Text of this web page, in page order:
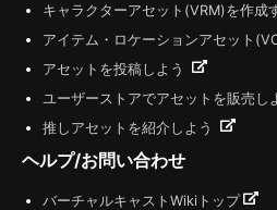
キャラクターアセット(VRM)を作成
アイテム・ロケーションアセット
アセットを投稿しよう
ユーザーストアでアセットを販売し
推しアセットを紹介しよう
ヘルプ/お問い合わせ
バーチャルキャストWikiトップ